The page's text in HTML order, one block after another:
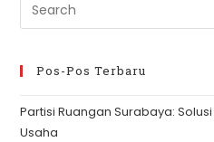
Pos-Pos Terbaru
Partisi Ruangan Surabaya:
Usaha